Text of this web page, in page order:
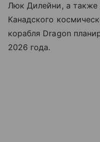
Люк Дилейни, а
Канадского
корабля Dragon
2026 года.